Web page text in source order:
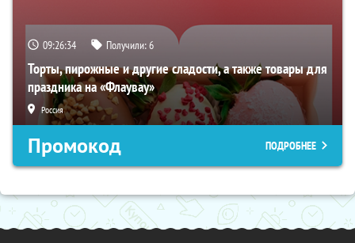
09:26:33 Получили:6
Торты, пирожные и другие сладости, а также товары для
праздника на «Флаувау»
Россия
Промокод ПОДРОБНЕЕ